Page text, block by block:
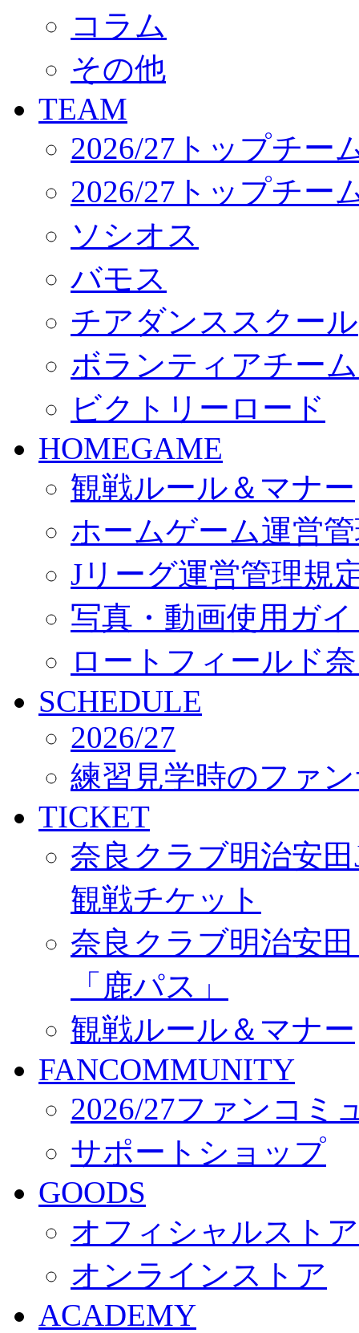
パートナー募集
クラブ理念
サステナビリティ
Web制作支援
応援プロジェクト
コラム
その他
TEAM
2026/27トップチー
2026/27トップチー
ソシオス
バモス
チアダンススクール
ボランティアチー
ビクトリーロード
HOMEGAME
観戦ルール＆マナー
ホームゲーム運営
Jリーグ運営管理規
写真・動画使用ガ
ロートフィールド
SCHEDULE
2026/27
練習見学時のファ
TICKET
奈良クラブ明治安
観戦チケット
奈良クラブ明治安
「鹿パス」
観戦ルール＆マナー
FANCOMMUNITY
2026/27ファンコミ
サポートショップ
GOODS
オフィシャルスト
オンラインストア
ACADEMY